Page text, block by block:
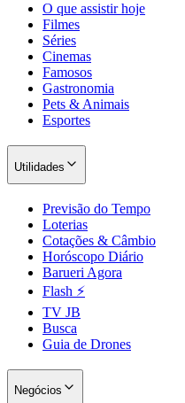
O que assistir hoje
Filmes
Séries
Cinemas
Famosos
Gastronomia
Pets & Animais
Esportes
Utilidades
Previsão do Tempo
Loterias
Cotações & Câmbio
Horóscopo Diário
Barueri Agora
Flash ⚡
TV JB
Busca
Guia de Drones
Negócios